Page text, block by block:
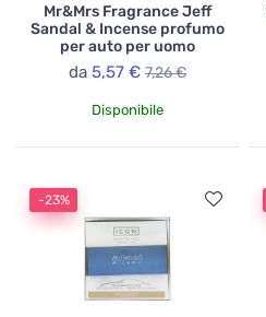
Mr&Mrs Fragrance Jeff
Sandal & Incense profumo
per auto per uomo
da 5,57 € 7,26 €
Disponibile
-23%